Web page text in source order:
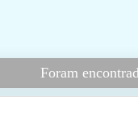
Foram